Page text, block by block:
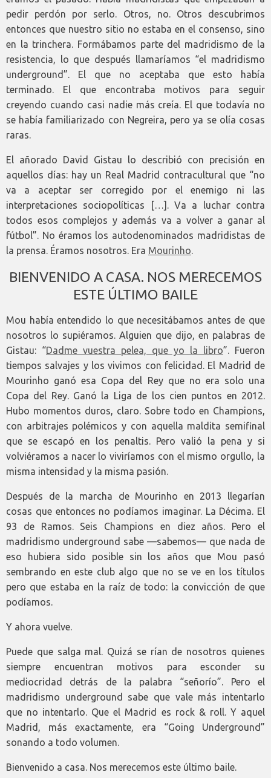
pedir perdón por serlo. Otros, no. Otros descubrimos
entonces que nuestro sitio no estaba en el consenso, sino
en la trinchera. Formábamos parte del madridismo de la
resistencia, lo que después llamaríamos “el madridismo
underground”. El que no aceptaba que esto había
terminado. El que encontraba motivos para seguir
creyendo cuando casi nadie más creía. El que todavía no
se había familiarizado con Negreira, pero ya se olía cosas
raras.
El añorado David Gistau lo describió con precisión en
aquellos días: hay un Real Madrid contracultural que “no
va a aceptar ser corregido por el enemigo ni las
interpretaciones sociopolíticas […]. Va a luchar contra
todos esos complejos y además va a volver a ganar al
fútbol”. No éramos los autodenominados madridistas de
la prensa. Éramos nosotros. Era Mourinho.
BIENVENIDO A CASA. NOS MERECEMOS
ESTE ÚLTIMO BAILE
Mou había entendido lo que necesitábamos antes de que
nosotros lo supiéramos. Alguien que dijo, en palabras de
Gistau: “Dadme vuestra pelea, que yo la libro”. Fueron
tiempos salvajes y los vivimos con felicidad. El Madrid de
Mourinho ganó esa Copa del Rey que no era solo una
Copa del Rey. Ganó la Liga de los cien puntos en 2012.
Hubo momentos duros, claro. Sobre todo en Champions,
con arbitrajes polémicos y con aquella maldita semifinal
que se escapó en los penaltis. Pero valió la pena y si
volviéramos a nacer lo viviríamos con el mismo orgullo, la
misma intensidad y la misma pasión.
Después de la marcha de Mourinho en 2013 llegarían
cosas que entonces no podíamos imaginar. La Décima. El
93 de Ramos. Seis Champions en diez años. Pero el
madridismo underground sabe —sabemos— que nada de
eso hubiera sido posible sin los años que Mou pasó
sembrando en este club algo que no se ve en los títulos
pero que estaba en la raíz de todo: la convicción de que
podíamos.
Y ahora vuelve.
Puede que salga mal. Quizá se rían de nosotros quienes
siempre encuentran motivos para esconder su
mediocridad detrás de la palabra “señorío”. Pero el
madridismo underground sabe que vale más intentarlo
que no intentarlo. Que el Madrid es rock & roll. Y aquel
Madrid, más exactamente, era “Going Underground”
sonando a todo volumen.
Bienvenido a casa. Nos merecemos este último baile.